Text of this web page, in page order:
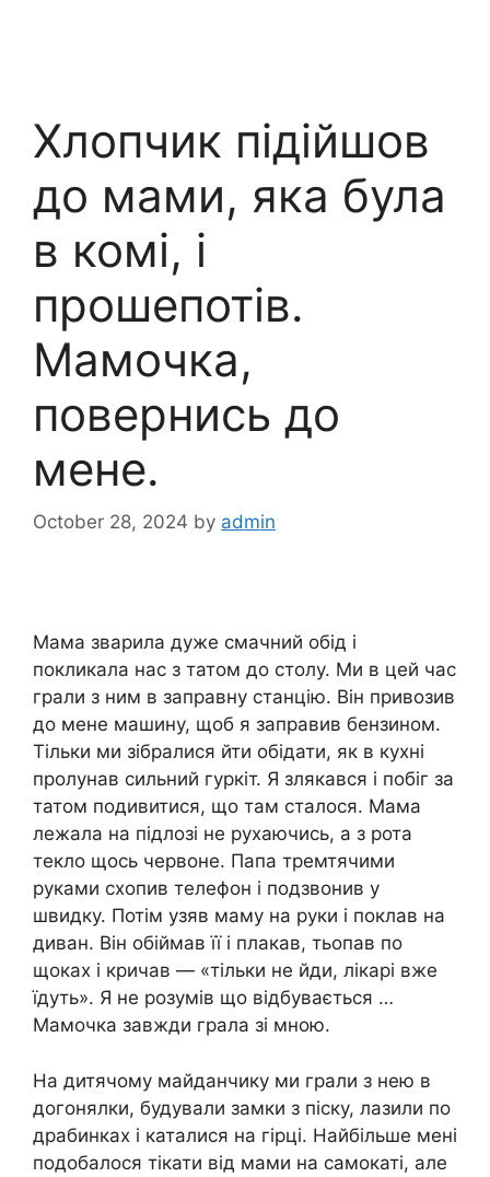
Хлопчик підійшов
до мами, яка була
в комі, і
прошепотів.
Мамочка,
повернись до
мене.
October 28, 2024 by admin
Мама зварила дуже смачний обід і
покликала нас з татом до столу. Ми в цей час
грали з ним в заправну станцію. Він привозив
до мене машину, щоб я заправив бензином.
Тільки ми зібралися йти обідати, як в кухні
пролунав сильний гуркіт. Я злякався і побіг за
татом подивитися, що там сталося. Мама
лежала на підлозі не рухаючись, а з рота
текло щось червоне. Папа тремтячими
руками схопив телефон і подзвонив у
швидку. Потім узяв маму на руки і поклав на
диван. Він обіймав її і плакав, тьопав по
щоках і кричав — «тільки не йди, лікарі вже
їдуть». Я не розумів що відбувається …
Мамочка завжди грала зі мною.
На дитячому майданчику ми грали з нею в
догонялки, будували замки з піску, лазили по
драбинках і каталися на гірці. Найбільше мені
подобалося тікати від мами на самокаті, але